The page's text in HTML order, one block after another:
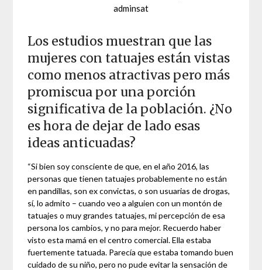
adminsat
Los estudios muestran que las
mujeres con tatuajes están vistas
como menos atractivas pero más
promiscua por una porción
significativa de la población. ¿No
es hora de dejar de lado esas
ideas anticuadas?
“Si bien soy consciente de que, en el año 2016, las
personas que tienen tatuajes probablemente no están
en pandillas, son ex convictas, o son usuarias de drogas,
sí, lo admito – cuando veo a alguien con un montón de
tatuajes o muy grandes tatuajes, mi percepción de esa
persona los cambios, y no para mejor. Recuerdo haber
visto esta mamá en el centro comercial. Ella estaba
fuertemente tatuada. Parecía que estaba tomando buen
cuidado de su niño, pero no pude evitar la sensación de